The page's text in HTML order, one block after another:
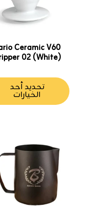
Hario Ceramic V60
Dripper 02 (White)
تحديد أحد
الخيارات